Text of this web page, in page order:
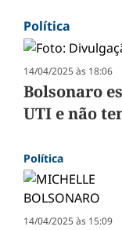
Política
14/04/2025 às 18:06
Bolsonaro
UTI e não
Política
14/04/2025 às 15:09